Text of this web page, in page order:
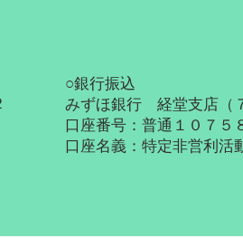
○銀行振込
みずほ銀行 経堂支店（
口座番号：普通１０７５
口座名義：特定非営利活